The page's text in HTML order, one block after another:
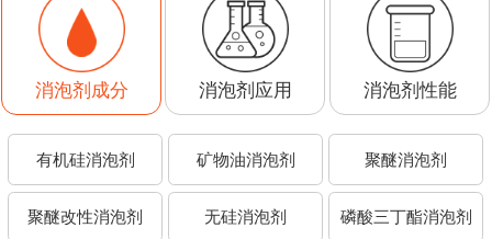
有机硅消泡剂 矿物油消泡剂 聚醚消泡剂
聚醚改性消泡剂 无硅消泡剂 磷酸三丁酯消泡剂
消泡剂应用 消泡剂性能